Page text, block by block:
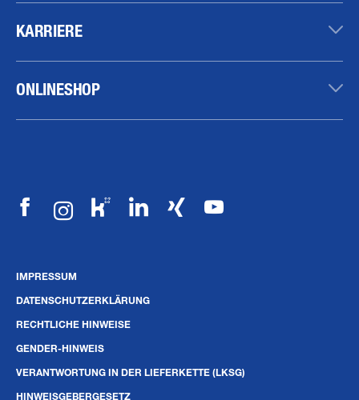
KARRIERE
ONLINESHOP
IMPRESSUM
DATENSCHUTZERKLÄRUNG
RECHTLICHE HINWEISE
GENDER-HINWEIS
VERANTWORTUNG IN DER LIEFERKETTE (LKSG)
HINWEISGEBERGESETZ